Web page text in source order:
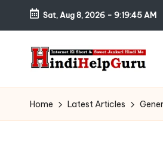
Skip
content
Sat, Aug 8, 2026 - 9:19:46 AM
H
in
Ki
Short
Home Latest Articles